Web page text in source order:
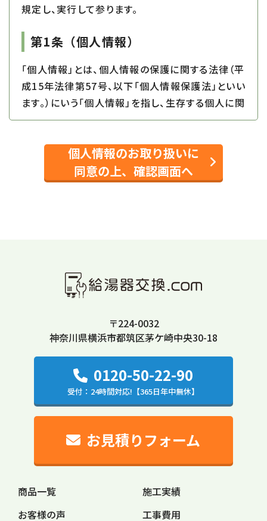
規定し、実行して参ります。
第1条 （個人情報）
「個人情報」とは、個人情報の保護に関する法律（平
成15年法律第57号、以下「個人情報保護法」といい
ます。）にいう「個人情報」を指し、生存する個人に関
する情報であって、当該情報に含まれる氏名、生年
るもの又は個人識別符号が含まれるものを指しま
する場合には、事前に適切な⽅法でご本人からの
同意を得るものとします。
ご注文の確認、照会
商品発送の確認、照会
求人採用における面接の日時および、選考結果
(5)取得した閲覧・購買履歴等の情報を分析し、ユ
ーザーに適した新商品・サービスをお知らせするた
めのユーザーが利用しているサービスの新機能や更
新情報、キャンペーン情報などをメール送付による
スなど、必要に応じたご連絡をするため
個人情報のお取り扱いに
同意の上、確認画面へ
〒224-0032
神奈川県横浜市都筑区茅ケ崎中央30-18
0120-50-22-90
受付：24時間対応!【365日年中無休】
お見積りフォーム
商品一覧
施工実績
お客様の声
工事費用